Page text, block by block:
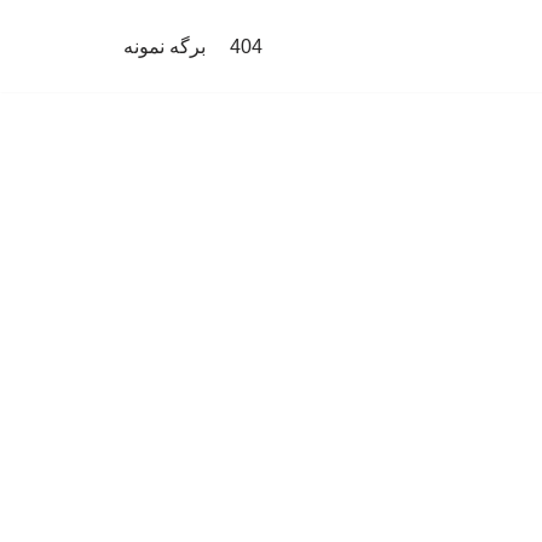
404 برگه نمونه